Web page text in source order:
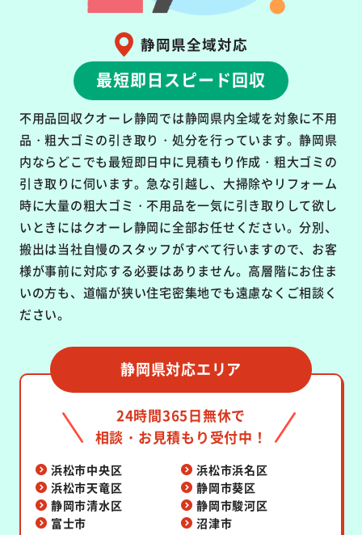
静岡県全域対応
最短即日スピード回収
不用品回収クオーレ静岡では静岡県内全域を対象に不用
品・粗大ゴミの引き取り・処分を行っています。静岡県
内ならどこでも最短即日中に見積もり作成・粗大ゴミの
引き取りに伺います。急な引越し、大掃除やリフォーム
時に大量の粗大ゴミ・不用品を一気に引き取りして欲し
いときにはクオーレ静岡に全部お任せください。分別、
搬出は当社自慢のスタッフがすべて行いますので、お客
様が事前に対応する必要はありません。高層階にお住ま
いの方も、道幅が狭い住宅密集地でも遠慮なくご相談く
ださい。
静岡県対応エリア
24時間365日無休で
相談・お見積もり受付中！
浜松市中央区
浜松市浜名区
浜松市天竜区
静岡市葵区
静岡市清水区
静岡市駿河区
富士市
沼津市